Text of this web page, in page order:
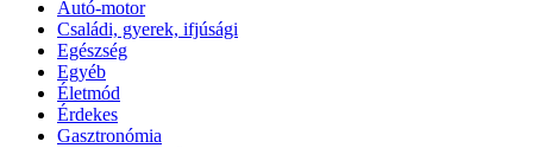
Autó-motor
Családi, gyerek, ifjúsági
Egészség
Egyéb
Életmód
Érdekes
Gasztronómia